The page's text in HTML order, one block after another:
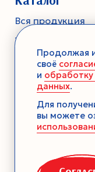
Вся продукция
Тесто
Смеси-
Ароматика
Десерты без
Консервация
Продолжая
своё
и обработку
данных.
Для
вы можете